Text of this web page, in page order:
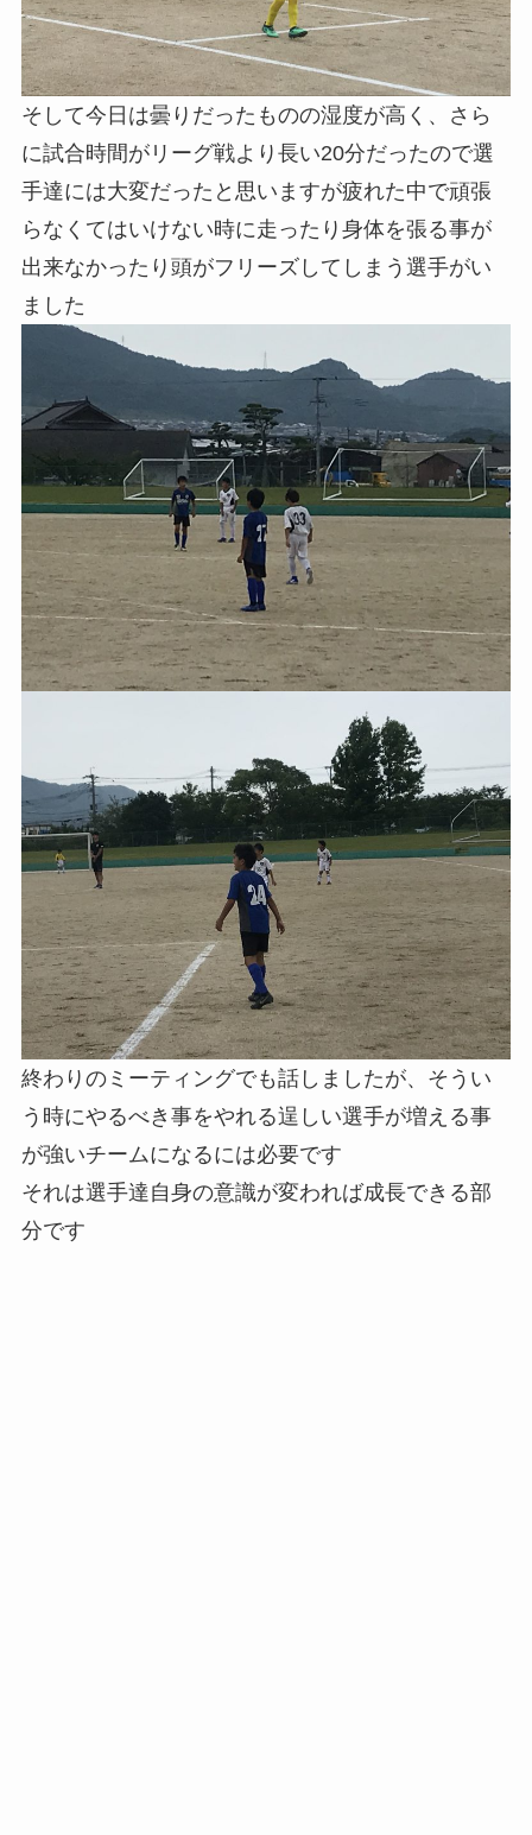
そして今日は曇りだったものの湿度が高く、さら
に試合時間がリーグ戦より長い20分だったので選
手達には大変だったと思いますが疲れた中で頑張
らなくてはいけない時に走ったり身体を張る事が
出来なかったり頭がフリーズしてしまう選手がい
ました
終わりのミーティングでも話しましたが、そうい
う時にやるべき事をやれる逞しい選手が増える事
が強いチームになるには必要です
それは選手達自身の意識が変われば成長できる部
分です